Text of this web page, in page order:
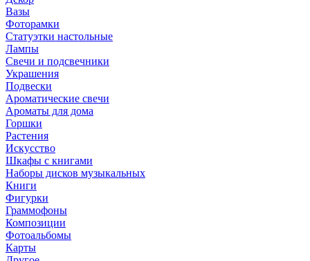
Вазы
Фоторамки
Статуэтки настольные
Лампы
Свечи и подсвечники
Украшения
Подвески
Ароматические свечи
Ароматы для дома
Горшки
Растения
Искусство
Шкафы с книгами
Наборы дисков музыкальных
Книги
Фигурки
Граммофоны
Композиции
Фотоальбомы
Карты